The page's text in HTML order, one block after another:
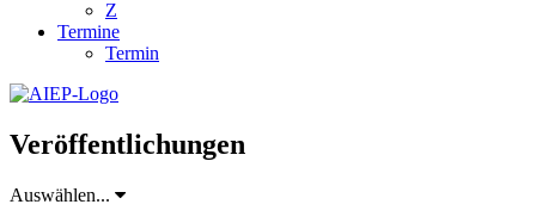
Z
Termine
Termin
Veröffentlichungen
Auswählen...